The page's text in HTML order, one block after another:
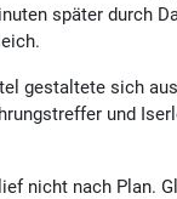
später durch
gestaltete sich
und
nicht nach Plan.